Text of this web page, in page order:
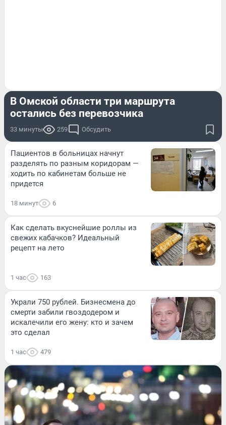
В Омской области три маршрута
остались без перевозчика
33 минуты 259 Обсудить
Пациентов в больницах начнут
разделять по разным коридорам —
ходить по кабинетам больше не
придется
18 минут 6
Как сделать вкуснейшие роллы из
свежих кабачков? Идеальный
рецепт на лето
1 час 163
Украли 750 рублей. Бизнесмена до
смерти забили гвоздодером и
искалечили его жену: кто и зачем
это сделал
1 час 479